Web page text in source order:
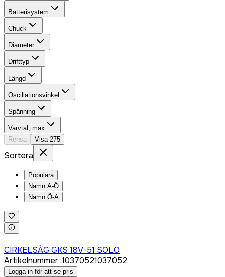
Batterisystem
Chuck
Diameter
Drifttyp
Längd
Oscillationsvinkel
Spänning
Varvtal, max
Rensa
Visa 275
Sortera
Populära
Namn A-Ö
Namn Ö-A
CIRKELSÅG GKS 18V-51 SOLO
Artikelnummer:10370521037052
Logga in för att se pris